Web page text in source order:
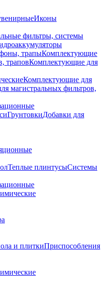
Иконы
фильтры, системы
трапыКомплектующие
траповКомплектующие для
Комплектующие для
магистральных фильтров,
ГрунтовкиДобавки для
Теплые плинтусыСистемы
и плиткиПриспособления